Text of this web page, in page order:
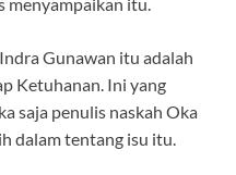
Gunawan itu adalah
Ketuhanan. Ini yang
saja penulis naskah Oka
dalam tentang isu itu.